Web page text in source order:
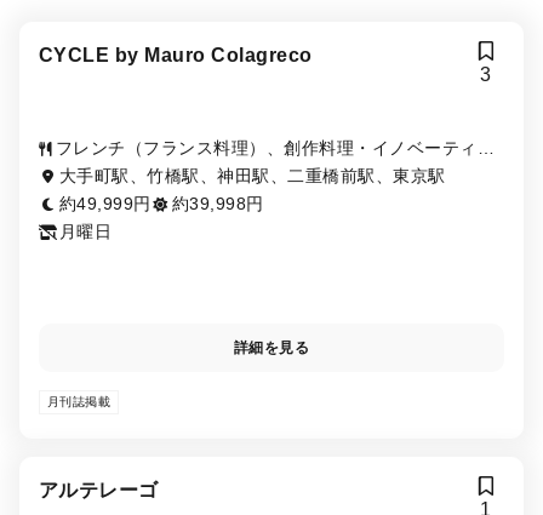
CYCLE by Mauro Colagreco
3
フレンチ（フランス料理）、創作料理・イノベーティ
ブ・フュージョン
大手町駅、竹橋駅、神田駅、二重橋前駅、東京駅
約49,999円
約39,998円
月曜日
詳細を見る
月刊誌掲載
アルテレーゴ
1